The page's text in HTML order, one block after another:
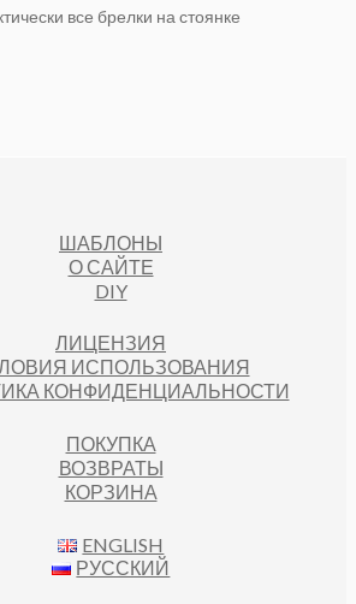
все брелки на стоянке
ШАБЛОНЫ
О САЙТЕ
DIY
ЛИЦЕНЗИЯ
ИСПОЛЬЗОВАНИЯ
КОНФИДЕНЦИАЛЬНОСТИ
ПОКУПКА
ВОЗВРАТЫ
КОРЗИНА
ENGLISH
РУССКИЙ